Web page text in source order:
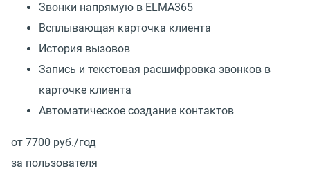
Звонки напрямую в ELMA365
Всплывающая карточка клиента
История вызовов
Запись и текстовая расшифровка звонков в
карточке клиента
Автоматическое создание контактов
от 7700 руб./год
за пользователя